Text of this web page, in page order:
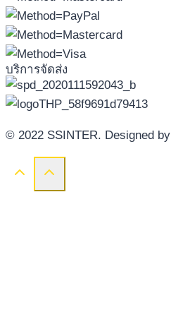
บริการจัดส่ง
© 2022 SSINTER. Designed by